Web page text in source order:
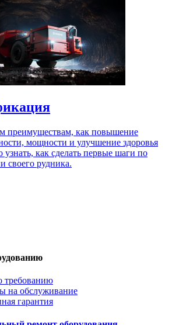
преимуществам, как повышение
мощности и улучшение здоровья
как сделать первые шаги по
своего рудника.
требованию
на обслуживание
гарантия